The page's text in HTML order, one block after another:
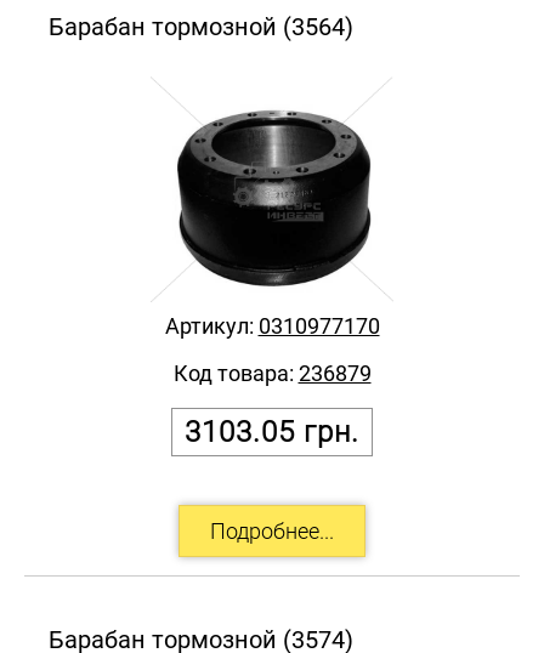
Барабан тормозной (3564)
3103.05 грн.
Артикул: 0310977170
Код товара: 236879
Барабан тормозной (3574)